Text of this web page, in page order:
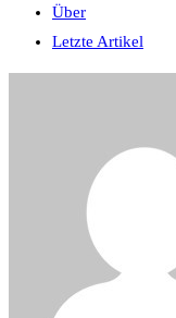
Über
Letzte Artikel